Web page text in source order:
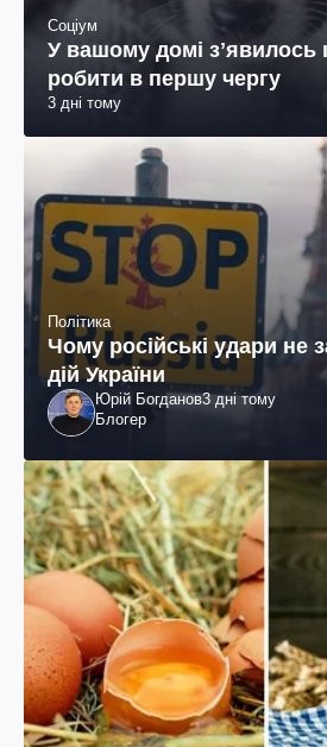
Соціум
У вашому домі
робити в першу чергу
3 дні тому
Політика
Чому російські удари не
дій України
Юрій Богданов3 дні тому
Блогер